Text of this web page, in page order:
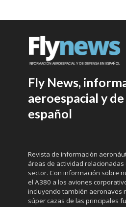
Fly News,
aeroespacial y
español
Revista de información
áreas de actividad
sector. Con información sobre
el A380 a los aviones
incluyendo también aeronaves
súper cazas de las principales